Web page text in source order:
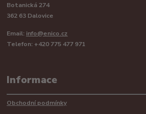
Botanická 274
362 63 Dalovice
Email: info@enico.cz
Telefon: +420 775 477 971
Informace
Obchodní podmínky